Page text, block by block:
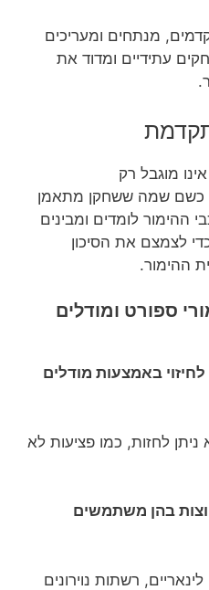
מנתחים ומעריכים
עתידיים ומדוד את
מוגבל רק
כשם שמה ששחקן מתאמן
ההימור לומדים ומבינים
לצמצם את הסיכון
ההימור.
ספורט ומודלים
באמצעות מודלים
לחזות, כמו פציעות לא
בהן משתמשים
רשתות נוירונים